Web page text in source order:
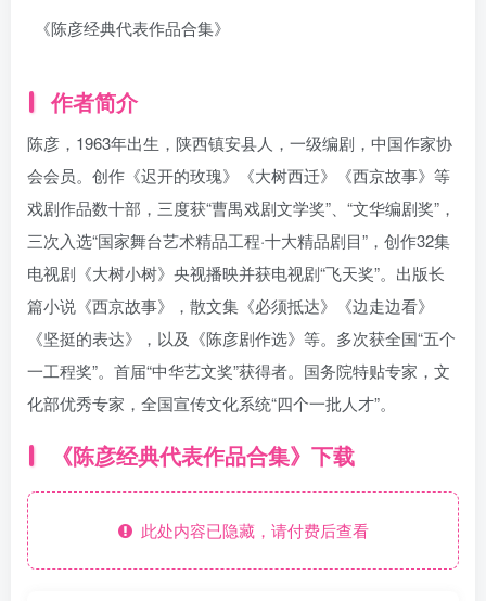
《陈彦经典代表作品合集》
作者简介
陈彦，1963年出生，陕西镇安县人，一级编剧，中国作家协
会会员。创作《迟开的玫瑰》《大树西迁》《西京故事》等
戏剧作品数十部，三度获“曹禺戏剧文学奖”、“文华编剧奖”，
三次入选“国家舞台艺术精品工程·十大精品剧目”，创作32集
电视剧《大树小树》央视播映并获电视剧“飞天奖”。出版长
篇小说《西京故事》，散文集《必须抵达》《边走边看》
《坚挺的表达》，以及《陈彦剧作选》等。多次获全国“五个
一工程奖”。首届“中华艺文奖”获得者。国务院特贴专家，文
化部优秀专家，全国宣传文化系统“四个一批人才”。
《陈彦经典代表作品合集》下载
此处内容已隐藏，请付费后查看